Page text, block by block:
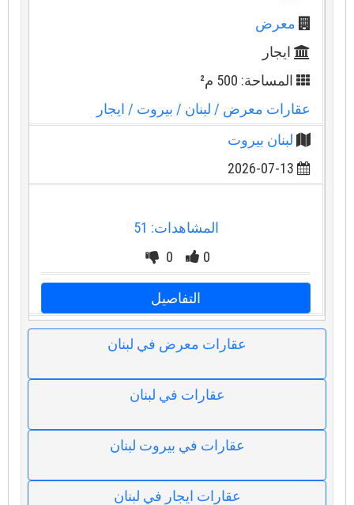
معرض
ايجار
المساحة: 500 م²
عقارات معرض / لبنان/ بيروت/ ايجار
لبنان بيروت
2026-07-13
المشاهدات: 51
0
0
التفاصيل
عقارات معرض في لبنان
عقارات في لبنان
عقارات في بيروت لبنان
عقارات ايجار في لبنان